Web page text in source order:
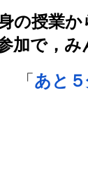
の授業か
加で，み
「 あと